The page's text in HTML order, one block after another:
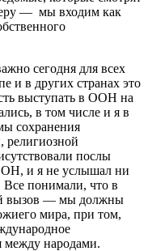
— мы входим как
сегодня для всех
и в других странах это
выступать в ООН на
в том числе и я в
сохранения
религиозной
послы
и я не услышал ни
Все понимали, что в
вызов — мы должны
мира, при том,
между народами.